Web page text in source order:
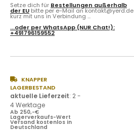
Setze dich für Bestellungen außerhalb
der EU bitte per e-Mail an kontakt@yerd.de
kurz mit uns in Verbindung ...
...oder perWhatsApp (NUR Chat!):
+491796159552
KNAPPER
LAGERBESTAND
aktuelle Lieferzeit: 2 -
4 Werktage
Ab 250,-€
Lagerverkaufs-Wert
Versand kostenlos in
Deutschland